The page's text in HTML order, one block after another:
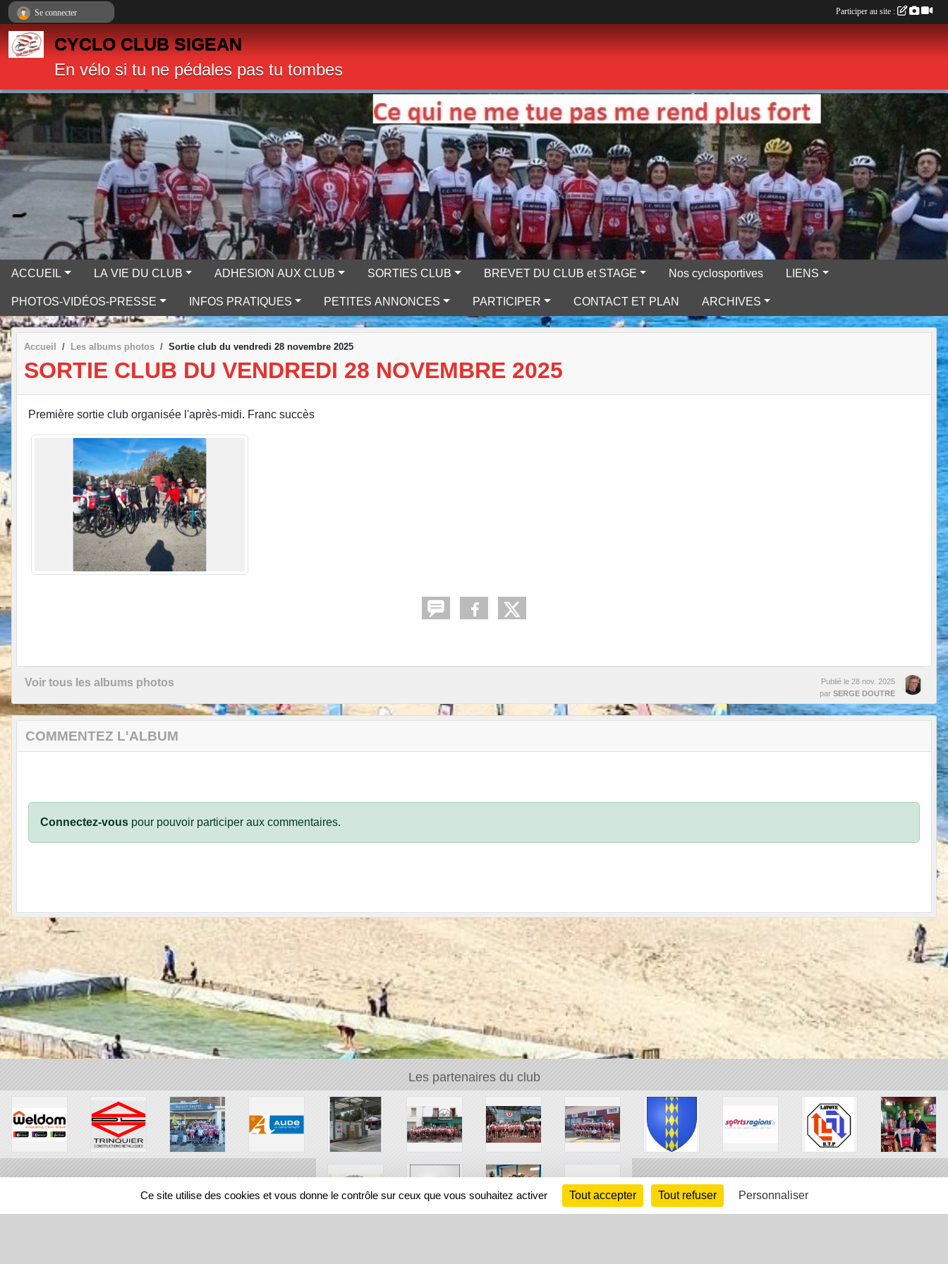
CYCLO CLUB SIGEAN
En vélo si tu ne pédales pas tu tombes
ACCUEIL LA VIE DU CLUB ADHESION AUX CLUB SORTIES CLUB BREVET DU CLUB et STAGE Nos cyclosportives LIENS
PHOTOS-VIDÉOS-PRESSE INFOS PRATIQUES PETITES ANNONCES PARTICIPER CONTACT ET PLAN ARCHIVES
Accueil Les albums photos Sortie club du vendredi 28 novembre 2025
SORTIE CLUB DU VENDREDI 28 NOVEMBRE 2025
Première sortie club organisée l'après-midi. Franc succès
Voir tous les albums photos Publié le 28 nov. 2025
par SERGE DOUTRE
COMMENTEZ L'ALBUM
Connectez-vous pour pouvoir participer aux commentaires.
Les partenaires du club
Se connecter Participer au site :
Panneau de gestion des cookies
Ce site utilise des cookies et vous donne le contrôle sur ceux que vous souhaitez activer Tout accepter Tout refuser Personnaliser